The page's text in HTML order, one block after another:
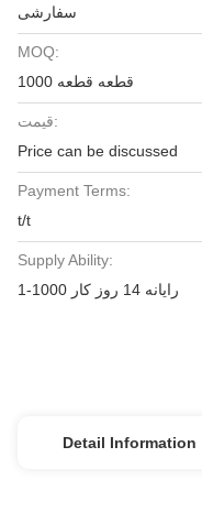
سفارشی
MOQ:
1000 قطعه قطعه
قیمت:
Price can be discussed
Payment Terms:
t/t
Supply Ability:
1-1000 رایانه 14 روز کار
Detail Information